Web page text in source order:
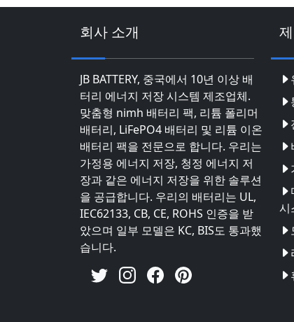
회사 소개
JB BATTERY, 중국에서 10년 이상 배
터리 에너지 저장 시스템 제조업체.
맞춤형 nimh 배터리 팩, 리튬 폴리머
배터리, LiFePO4 배터리 및 리튬 이온
배터리 팩을 전문으로 합니다. 우리는
가정용 에너지 저장, 청정 에너지 저
장과 같은 에너지 저장을 위한 솔루션
을 공급합니다. 우리의 배터리는 UL,
IEC62133, CB, CE, ROHS 인증을 받
았으며 일부 모델은 KC, BIS도 통과했
습니다.
시